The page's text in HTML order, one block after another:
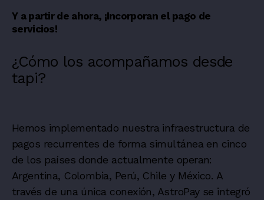
Y a partir de ahora, ¡Incorporan el pago de
servicios!
¿Cómo los acompañamos desde
tapi?
Hemos implementado nuestra infraestructura de
pagos recurrentes de forma simultánea en cinco
de los países donde actualmente operan:
Argentina, Colombia, Perú, Chile y México. A
través de una única conexión, AstroPay se integró